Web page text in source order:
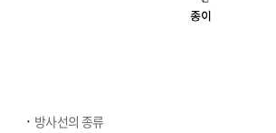
​· 방사선의 종류